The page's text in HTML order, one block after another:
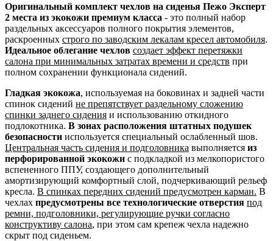
Оригинальный комплект чехлов на сиденья Пежо Эксперт
2 места из экокожи премиум класса - это полный набор
раздельных аксессуаров полного покрытия элементов,
раскроенных строго по заводским лекалам кресел автомобиля.
Идеальное облегание чехлов создает эффект перетяжки
салона при минимальных затратах времени и средств при
полном сохранении функционала сидений.
Гладкая экокожа, используемая на боковинах и задней части
спинок сидений не препятствует раздельному сложению
спинки заднего сидения и использованию откидного
подлокотника. В зонах расположения штатных подушек
безопасности используется специальный ослабленный шов.
Центральная часть сидения и подголовника выполняется из
перфорированной экокожи с подкладкой из мелкопористого
вспененного ППУ, создающего дополнительный
амортизирующий комфортный слой, подчеркивающий рельеф
кресла. В спинках передних сидений предусмотрен карман. В
чехлах предусмотрены все технологические отверстия под
ремни, подголовники, регулирующие ручки согласно
конструктиву салона, при этом сам крепеж чехла надежно
скрыт под сиденьем.